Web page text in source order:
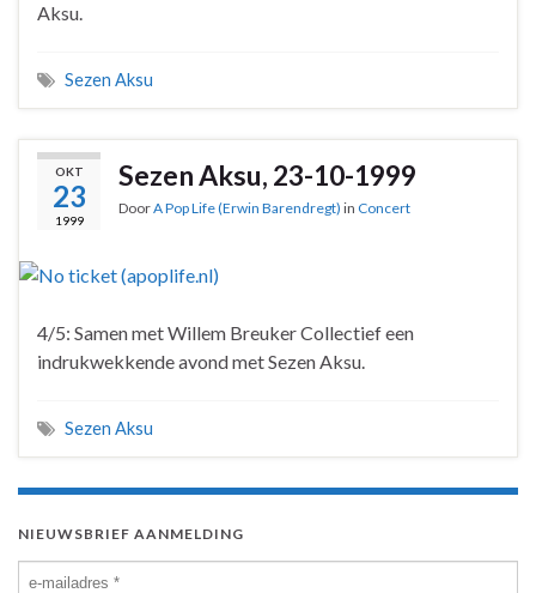
Aksu.
Sezen Aksu
OKT
23
1999
Sezen Aksu, 23-10-1999
DoorA Pop Life (Erwin Barendregt) in Concert
4/5: Samen met Willem Breuker Collectief een
indrukwekkende avond met Sezen Aksu.
Sezen Aksu
NIEUWSBRIEF AANMELDING